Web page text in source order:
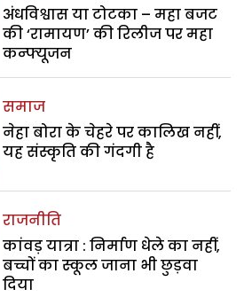
अंधविश्वास या टोटका – महा बजट
की ‘रामायण’ की रिलीज पर महा
कन्फ्यूजन
समाज
नेहा बोरा के चेहरे पर कालिख नहीं,
यह संस्कृति की गंदगी है
राजनीति
कांवड़ यात्रा : निर्माण धेले का नहीं,
बच्चों का स्कूल जाना भी छुड़वा
दिया